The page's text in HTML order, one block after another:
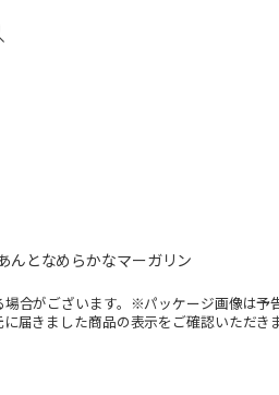
んとなめらかなマーガリン
合がございます。※パッケージ画像は
届きました商品の表示をご確認いただき